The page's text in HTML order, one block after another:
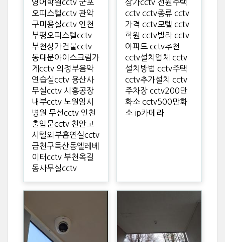
영어학원cctv 군포
오피스텔cctv 관악
구미용실cctv 인천
부평오피스텔cctv
부천상가건물cctv
동대문아이스크림가
게cctv 의정부음악
연습실cctv 용산사
무실cctv 시흥공장
내부cctv 노원임시
병원 무선cctv 인천
출입문cctv 천안고
시텔외부흡연실cctv
금천구독산동엘레베
이터cctv 부천옥길
동사무실cctv
상가cctv 전원주택
cctv cctv종류 cctv
가격 cctv모텔 cctv
학원 cctv빌라 cctv
아파트 cctv추천
cctv설치업체 cctv
설치방법 cctv주택
cctv추가설치 cctv
주차장 cctv200만
화소 cctv500만화
소 ip카메라